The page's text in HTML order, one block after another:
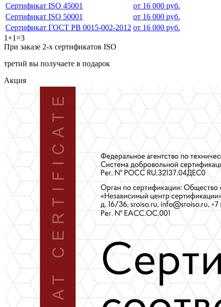
Сертификат ISO 45001
от 16 000 руб.
Сертификат ISO 50001
от 16 000 руб.
Сертификат ГОСТ РВ 0015-002-2012 от 16 000 руб.
1+1=3
При заказе 2-х сертификатов ISO
третий вы получаете в подарок
Акция